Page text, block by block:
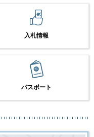
入札情報
パスポート